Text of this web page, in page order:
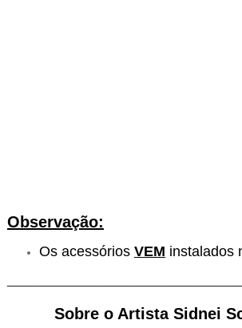
Observação:
Os acessórios VEM instalados
Sobre o Artista Sidnei